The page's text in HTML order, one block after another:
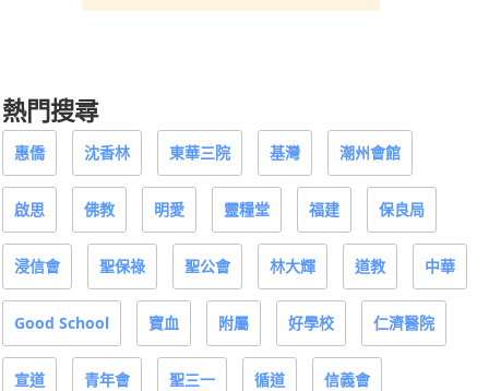
熱門搜尋
惠僑 沈香林 東華三院 基灣 潮州會館
啟思 佛教 明愛 靈糧堂 福建 保良局
浸信會 聖保祿 聖公會 林大輝 道教 中華
Good School 寶血 附屬 好學校 仁濟醫院
宣道 青年會 聖三一 循道 信義會